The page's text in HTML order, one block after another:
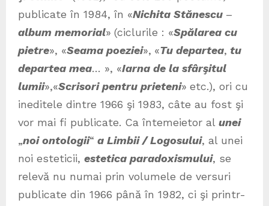
publicate în 1984, în «Nichita Stănescu –
album memorial» (ciclurile : «Spălarea cu
pietre», «Seama poeziei», «Tu departea, tu
departea mea… », «Iarna de la sfârşitul
lumii»,«Scrisori pentru prieteni» etc.), ori cu
ineditele dintre 1966 şi 1983, câte au fost şi
vor mai fi publicate. Ca întemeietor al unei
„noi ontologii“ a Limbii / Logosului, al unei
noi esteticii, estetica paradoxismului, se
relevă nu numai prin volumele de versuri
publicate din 1966 până în 1982, ci şi printr-